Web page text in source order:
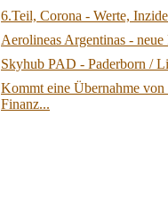
6.Teil, Corona - Werte,
Aerolineas Argentinas -
Skyhub PAD - Paderborn /
Kommt eine Übernahme von
Finanz...